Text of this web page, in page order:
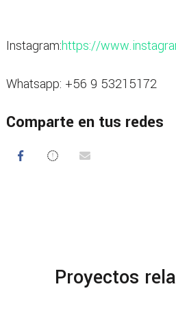
Instagram:https://
Whatsapp: +56 9 53215172
Comparte en tus redes
Proyectos